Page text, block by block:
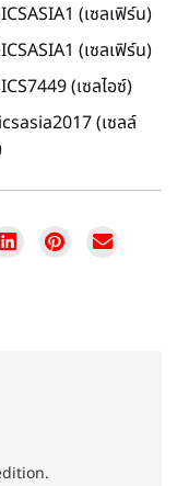
(เซลเฟิร์น)
(เซลเฟิร์น)
(เซลไอซ์)
(เซลล์